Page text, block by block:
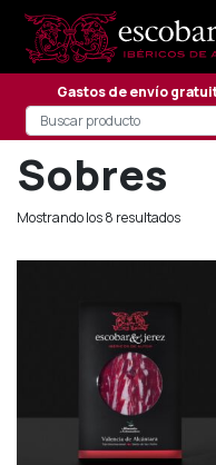
Gastos de envío
Sobres
Mostrando los 8 resultados